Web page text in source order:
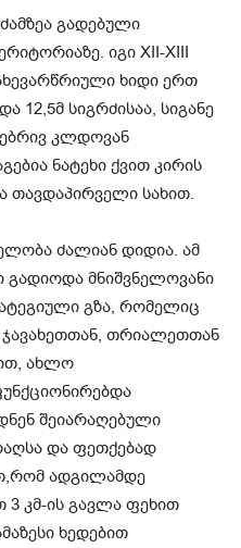
გადებული
იგი XII-XIII
ხიდი ერთ
12,5მ სიგრძისაა, სიგანე
კლდოვან
ნატეხი ქვით კირის
თავდაპირველი სახით.
ძალიან დიდია. ამ
გადიოდა მნიშვნელოვანი
გზა, რომელიც
თრიალეთთან
ახლო
შეიარაღებული
და ფეთქებად
ადგილამდე
კმ-ის გავლა ფეხით
ხედებით